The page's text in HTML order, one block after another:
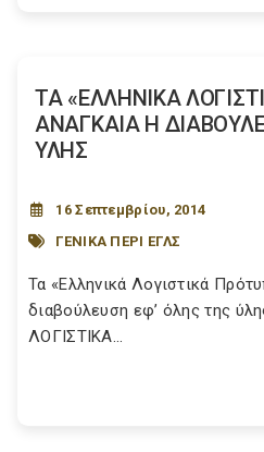
ΤΑ «ΕΛΛΗΝΙΚΑ
ΑΝΑΓΚΑΙΑ Η
ΥΛΗΣ
16 Σεπτεμβρίου, 2014
ΓΕΝΙΚΑ ΠΕΡΙ ΕΓΛΣ
Τα «Ελληνικά Λογιστικά
διαβούλευση εφ’ όλης της
ΛΟΓΙΣΤΙΚΑ...